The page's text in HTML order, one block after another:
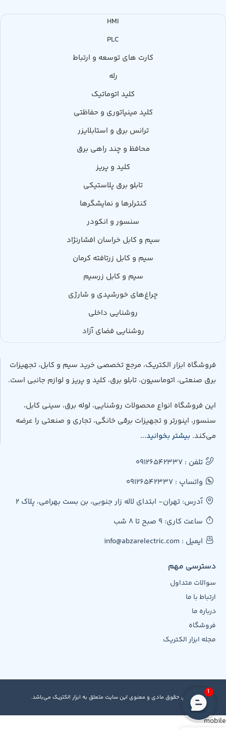
HMI
PLC
کارت های توسعه و ارتباط
رله
کلید اتوماتیک
کلید مینیاتوری و حفاظتی
ترانس برق و استابلایزر
محافظ و چند راهی برق
کلید و پریز
تابلو برق پلاستیکی
کنترلرها و نمایشگرها
سنسور و انکودر
سیم و کابل خراسان افشارنژاد
سیم و کابل زرتافته کرمان
سیم و کابل زرسیم
چراغ‌های خورشیدی و شارژی
روشنایی داخلی
روشنایی فضای آزاد
فروشگاه ابزار الکتریک، مرجع تخصصی خرید سیم و کابل، تجهیزات
برق صنعتی، اتوماسیون، تابلو برق، کلید و پریز و لوازم جانبی است.
این فروشگاه انواع محصولات روشنایی، لوله برق، سینی کابل،
سنسور، اینورتر و تجهیزات برقی خانگی، تجاری و صنعتی را عرضه
می‌کند. بیشتر بخوانید...
تلفن : 09126542337
واتساپ : 09126542337
آدرس: تهران- ابتدای لاله زار جنوبی، بن بست بهرامی، پلاک 2
ساعت کاری: 9 صبح تا 8 شب
ایمیل : info@abzarelectric.com
دسترسی مهم
سوالات متداول
ارتباط با ما
درباره ما
فروشگاه
مجله ابزار الکتریک
تمامی حقوق مادی و معنوی این سایت متعلق به ابزار الکتریک می‌باشد.
1